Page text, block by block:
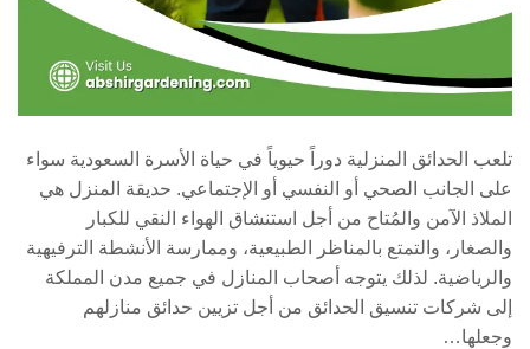
تلعب الحدائق المنزلية دوراً حيوياً في حياة الأسرة السعودية سواء
على الجانب الصحي أو النفسي أو الإجتماعي. حديقة المنزل هي
الملاذ الآمن والمُتاح من أجل استنشاق الهواء النقي للكبار
والصغار، والتمتع بالمناظر الطبيعية، وممارسة الأنشطة الترفيهية
والرياضية. لذلك يتوجه أصحاب المنازل في جميع مدن المملكة
إلى شركات تنسيق الحدائق من أجل تزيين حدائق منازلهم
وجعلها…